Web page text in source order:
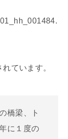
ています。
橋梁、ト
に１度の